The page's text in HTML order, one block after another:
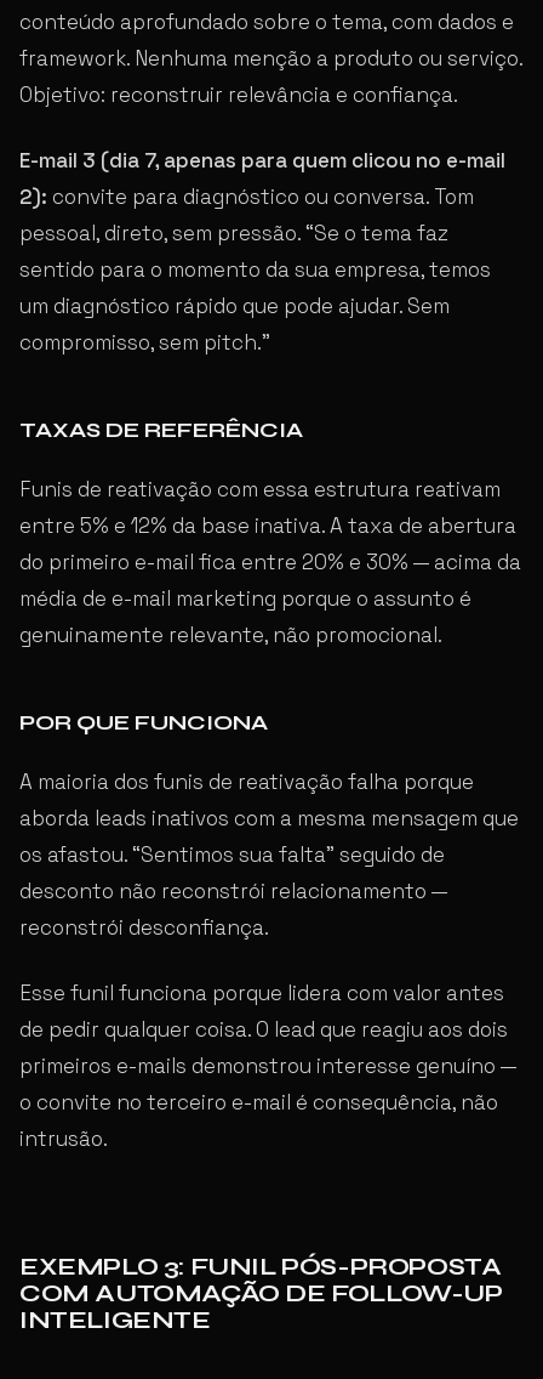
conteúdo aprofundado sobre o tema, com dados e
framework. Nenhuma menção a produto ou serviço.
Objetivo: reconstruir relevância e confiança.
E-mail 3 (dia 7, apenas para quem clicou no e-mail
2): convite para diagnóstico ou conversa. Tom
pessoal, direto, sem pressão. “Se o tema faz
sentido para o momento da sua empresa, temos
um diagnóstico rápido que pode ajudar. Sem
compromisso, sem pitch.”
TAXAS DE REFERÊNCIA
Funis de reativação com essa estrutura reativam
entre 5% e 12% da base inativa. A taxa de abertura
do primeiro e-mail fica entre 20% e 30% — acima da
média de e-mail marketing porque o assunto é
genuinamente relevante, não promocional.
POR QUE FUNCIONA
A maioria dos funis de reativação falha porque
aborda leads inativos com a mesma mensagem que
os afastou. “Sentimos sua falta” seguido de
desconto não reconstrói relacionamento —
reconstrói desconfiança.
Esse funil funciona porque lidera com valor antes
de pedir qualquer coisa. O lead que reagiu aos dois
primeiros e-mails demonstrou interesse genuíno —
o convite no terceiro e-mail é consequência, não
intrusão.
EXEMPLO 3: FUNIL PÓS-PROPOSTA
COM AUTOMAÇÃO DE FOLLOW-UP
INTELIGENTE